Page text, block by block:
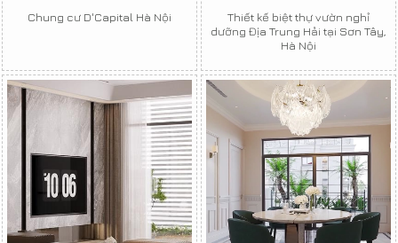
Chung cư D'Capital Hà Nội
Thiết kế biệt thự vườn nghỉ
dưỡng Địa Trung Hải tại Sơn Tây,
Hà Nội